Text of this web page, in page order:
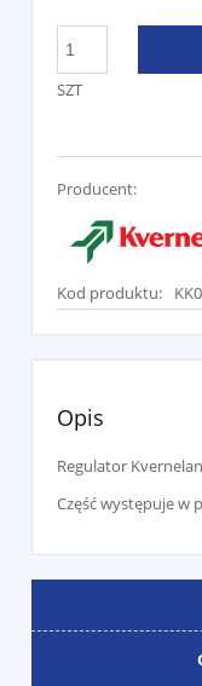
SZT
Producent:
Kod produktu:
Opis
Regulator
Część występuje w